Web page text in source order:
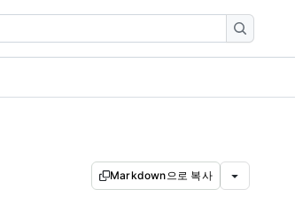
Markdown으로 복사